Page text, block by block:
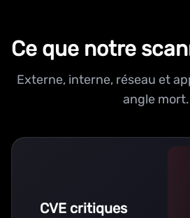
Ce que notre
Externe, interne, réseau et
angle mort.
CVE critiques